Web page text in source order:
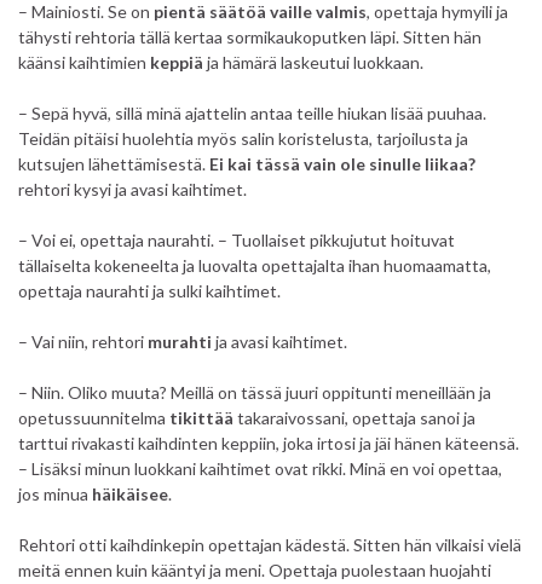
– Mainiosti. Se on pientä säätöä vaille valmis, opettaja hymyili ja
tähysti rehtoria tällä kertaa sormikaukoputken läpi. Sitten hän
käänsi kaihtimien keppiä ja hämärä laskeutui luokkaan.
– Sepä hyvä, sillä minä ajattelin antaa teille hiukan lisää puuhaa.
Teidän pitäisi huolehtia myös salin koristelusta, tarjoilusta ja
kutsujen lähettämisestä. Ei kai tässä vain ole sinulle liikaa?
rehtori kysyi ja avasi kaihtimet.
– Voi ei, opettaja naurahti. – Tuollaiset pikkujutut hoituvat
tällaiselta kokeneelta ja luovalta opettajalta ihan huomaamatta,
opettaja naurahti ja sulki kaihtimet.
– Vai niin, rehtori murahti ja avasi kaihtimet.
– Niin. Oliko muuta? Meillä on tässä juuri oppitunti meneillään ja
opetussuunnitelma tikittää takaraivossani, opettaja sanoi ja
tarttui rivakasti kaihdinten keppiin, joka irtosi ja jäi hänen käteensä.
– Lisäksi minun luokkani kaihtimet ovat rikki. Minä en voi opettaa,
jos minua häikäisee.
Rehtori otti kaihdinkepin opettajan kädestä. Sitten hän vilkaisi vielä
meitä ennen kuin kääntyi ja meni. Opettaja puolestaan huojahti